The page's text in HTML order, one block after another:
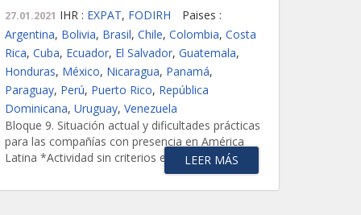
27.01.2021 IHR : EXPAT, FODIRH
Paises :
Argentina, Bolivia, Brasil, Chile, Colombia, Costa
Rica, Cuba, Ecuador, El Salvador, Guatemala,
Honduras, México, Nicaragua, Panamá,
Paraguay, Perú, Puerto Rico, República
Dominicana, Uruguay, Venezuela
Bloque 9. Situación actual y dificultades prácticas
para las compañías con presencia en América
Latina *Actividad sin criterios específicos de...
LEER MÁS